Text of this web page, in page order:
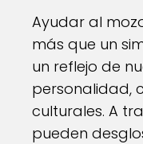
Ayudar al
más que un
un reflejo de
personalidad,
culturales. A
pueden